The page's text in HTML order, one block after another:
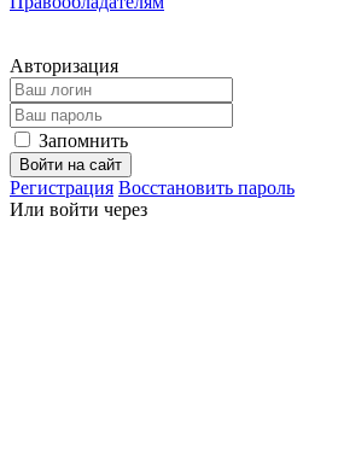
Авторизация
Запомнить
Войти на сайт
Регистрация Восстановить пароль
Или войти через